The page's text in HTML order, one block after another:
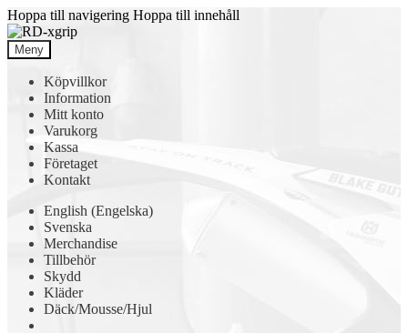
Hoppa till navigering Hoppa till innehåll
Meny
Köpvillkor
Information
Mitt konto
Varukorg
Kassa
Företaget
Kontakt
English (Engelska)
Svenska
Merchandise
Tillbehör
Skydd
Kläder
Däck/Mousse/Hjul